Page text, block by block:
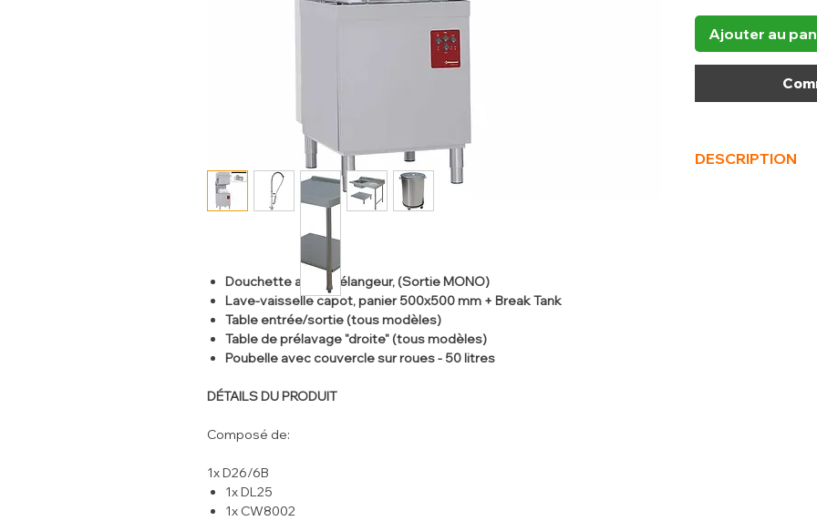
Douchette avec mélangeur, (Sortie MONO)
Lave-vaisselle capot, panier 500x500 mm + Break Tank
Table entrée/sortie (tous modèles)
Table de prélavage "droite" (tous modèles)
Poubelle avec couvercle sur roues - 50 litres
DÉTAILS DU PRODUIT
Composé de:
1x D26/6B
1x DL25
1x CW8002
Ajouter au
DESCRIPTION